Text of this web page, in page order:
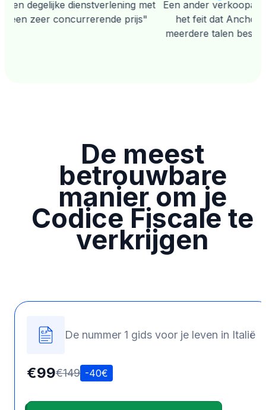
degelijke dienstverlening met
een zeer concurrerende prijs"
Een ander
het feit dat
meerdere talen
De meest
betrouwbare
manier om je
Codice Fiscale te
verkrijgen
De nummer 1 gids voor je leven in Italië
€99€149 -40€